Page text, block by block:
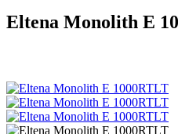
Eltena Monolith E